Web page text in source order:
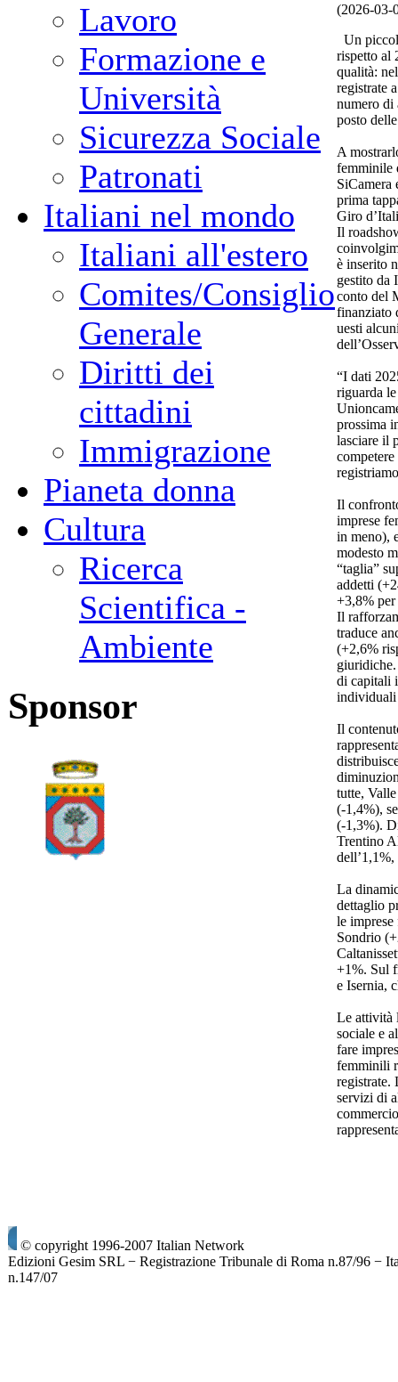
Lavoro
Formazione e
Università
Sicurezza Sociale
Patronati
Italiani nel mondo
Italiani all'estero
Comites/Consiglio
Generale
Diritti dei
cittadini
Immigrazione
Pianeta donna
Cultura
Ricerca
Scientifica -
Ambiente
Sponsor
(2026-03-
Un
rispetto al
qualità:
registrate
numero di
posto
A
femminile
SiCamera
prima
Giro
Il
è inserito
gestito da
conto del
finanziato
uesti
“I dati
riguarda
prossima
lasciare il
Il
imprese
in meno),
modesto
“taglia”
addetti
+3,8%
Il
traduce
(+2,6%
di capitali
individuali
Il
tutte,
(-1,4%),
(-1,3%).
Trentino
La
dettaglio
le
Sondrio
+1%. Sul
e Isernia,
Le attività
sociale e
fare
femminili
registrate.
servizi di
© copyright 1996-2007 Italian Network
Edizioni Gesim SRL − Registrazione Tribunale di Roma n.87/96 −
n.147/07